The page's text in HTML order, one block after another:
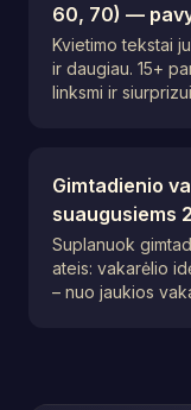
60, 70) —
Kvietimo tekstai
ir daugiau. 15+
linksmi ir
Gimtadienio
suaugusiems
Suplanuok
ateis: vakarėlio
– nuo jaukios